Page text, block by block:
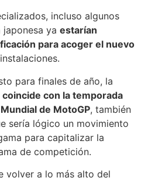
incluso algunos
ya estarían
para acoger el nuevo
para finales de año, la
coincide con la temporada
de MotoGP, también
sería lógico un movimiento
para capitalizar la
de competición.
volver a lo más alto del